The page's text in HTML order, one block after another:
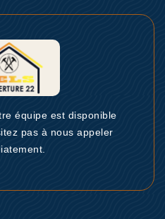
équipe est disponible
pas à nous appeler